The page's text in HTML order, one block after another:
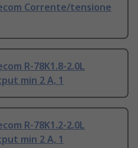
Corrente/tensione
R-78K1.8-2.0L
min 2 A, 1
R-78K1.2-2.0L
min 2 A, 1